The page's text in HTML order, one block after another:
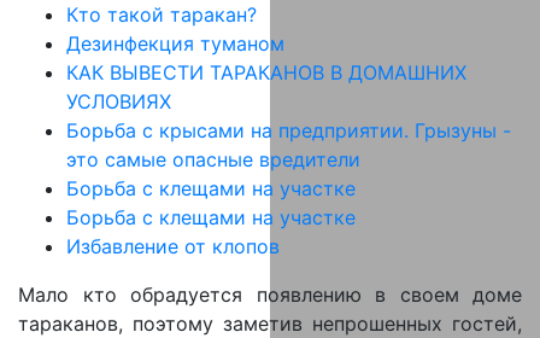
Кто такой таракан?
Дезинфекция туманом
КАК ВЫВЕСТИ ТАРАКАНОВ В ДОМАШНИХ
УСЛОВИЯХ
Борьба с крысами на предприятии. Грызуны -
это самые опасные вредители
Борьба с клещами на участке
Борьба с клещами на участке
Избавление от клопов
Мало кто обрадуется появлению в своем доме
тараканов, поэтому заметив непрошенных гостей,